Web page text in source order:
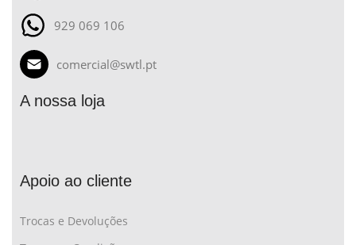
929 069 106
comercial@swtl.pt
A nossa loja
Apoio ao cliente
Trocas e Devoluções